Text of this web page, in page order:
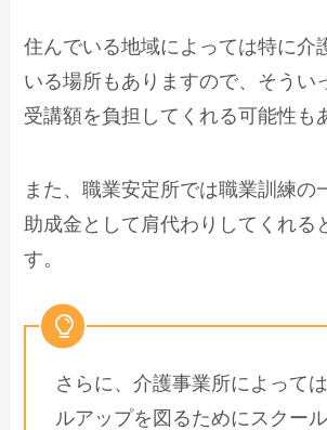
住んでいる地域によっては特に介
いる場所もありますので、そうい
受講額を負担してくれる可能性も
また、職業安定所では職業訓練の
助成金として肩代わりしてくれる
す。
さらに、介護事業所によって
ルアップを図るためにスクー